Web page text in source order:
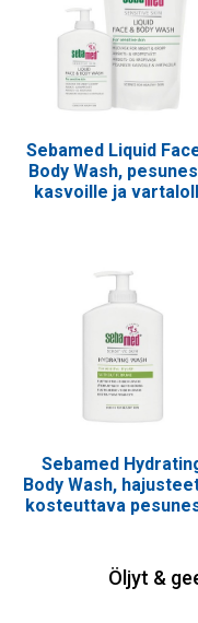
Sebamed Liquid
Body Wash,
kasvoille ja
Sebamed
Body Wash,
kosteuttava
Öljyt &